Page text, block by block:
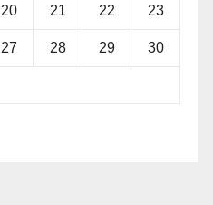
20 21 22 23
27 28 29 30